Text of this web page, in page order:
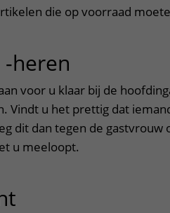
die op voorraad
heren
voor u klaar bij de
Vindt u het prettig dat
dit dan tegen de gastvrouw
u meeloopt.